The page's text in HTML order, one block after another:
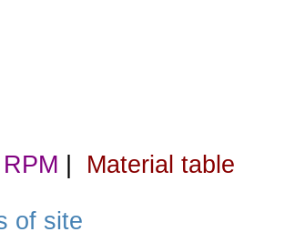
Material table
of site